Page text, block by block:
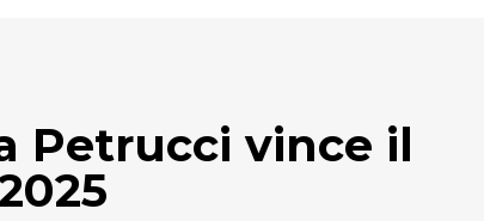
Petrucci vince il